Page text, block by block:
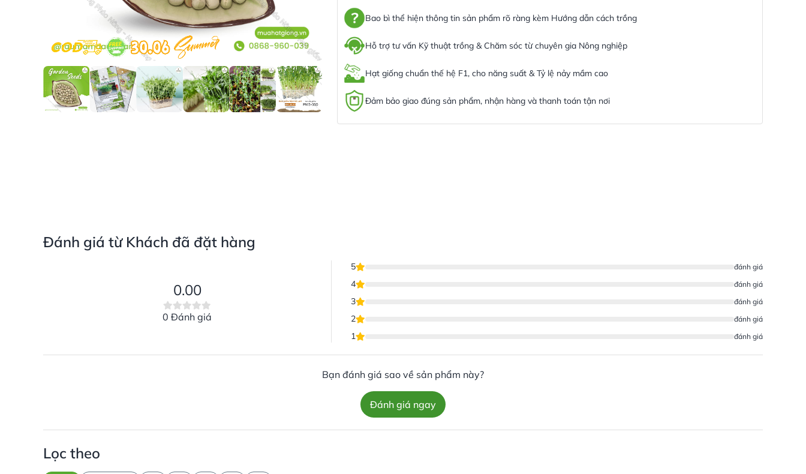
Bao bì thể hiện thông tin sản phẩm rõ ràng kèm Hướng dẫn cách trồng
Hỗ trợ tư vấn Kỹ thuật trồng & Chăm sóc từ chuyên gia Nông nghiệp
Hạt giống chuẩn thế hệ F1, cho năng suất & Tỷ lệ nảy mầm cao
Đảm bảo giao đúng sản phẩm, nhận hàng và thanh toán tận nơi
Đánh giá từ Khách đã đặt hàng
0.00
0 Đánh giá
5 đánh giá
4 đánh giá
3 đánh giá
2 đánh giá
1 đánh giá
Bạn đánh giá sao về sản phẩm này?
Đánh giá ngay
Lọc theo